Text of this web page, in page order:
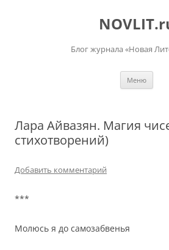
Блог журнала «Новая
Меню
Лара Айвазян. Магия
стихотворений)
Добавить комментарий
***
Молюсь я до самозабвенья